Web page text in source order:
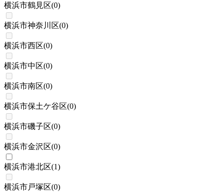
横浜市鶴見区(0)
横浜市神奈川区(0)
横浜市西区(0)
横浜市中区(0)
横浜市南区(0)
横浜市保土ケ谷区(0)
横浜市磯子区(0)
横浜市金沢区(0)
横浜市港北区(1)
横浜市戸塚区(0)